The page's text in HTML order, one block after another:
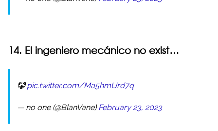
14. El ingeniero mecánico no exist…
🤡pic.twitter.com/Ma5hmUrd7q
— no one (@BlanVane)February 23, 2023